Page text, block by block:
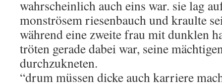
wahrscheinlich auch eins war. sie lag
monströsem riesenbauch und kraulte
während eine zweite frau mit dunklen
tröten gerade dabei war, seine
durchzukneten.
“drum müssen dicke auch karriere